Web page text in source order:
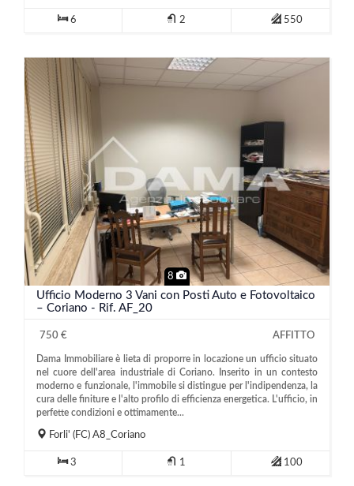
6 2 550
8
Ufficio Moderno 3 Vani con Posti Auto e Fotovoltaico
– Coriano - Rif. AF_20
750 € AFFITTO
Dama Immobiliare è lieta di proporre in locazione un ufficio situato
nel cuore dell'area industriale di Coriano. Inserito in un contesto
moderno e funzionale, l'immobile si distingue per l'indipendenza, la
cura delle finiture e l'alto profilo di efficienza energetica. L'ufficio, in
perfette condizioni e ottimamente...
Forli' (FC) A8_Coriano
3 1 100